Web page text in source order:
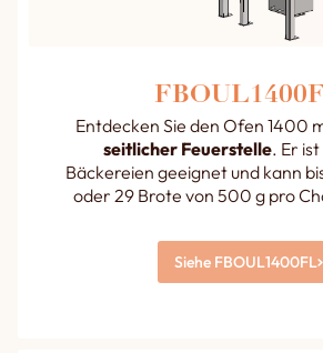
Entdecken Sie den Ofen 1400
seitlicher Feuerstelle. Er
Bäckereien geeignet und kann
oder 29 Brote von 500 g pro
Siehe FBOUL1400FL